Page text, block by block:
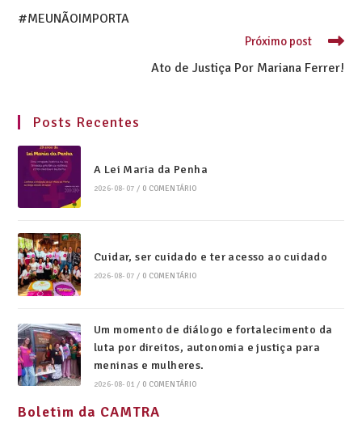
#MEUNÃOIMPORTA
Próximo post
Ato de Justiça Por Mariana Ferrer!
Posts Recentes
A Lei Maria da Penha
2026-08-07 / 0 COMENTÁRIO
Cuidar, ser cuidado e ter acesso ao cuidado
2026-08-07 / 0 COMENTÁRIO
Um momento de diálogo e fortalecimento da
luta por direitos, autonomia e justiça para
meninas e mulheres.
2026-08-01 / 0 COMENTÁRIO
Boletim da CAMTRA